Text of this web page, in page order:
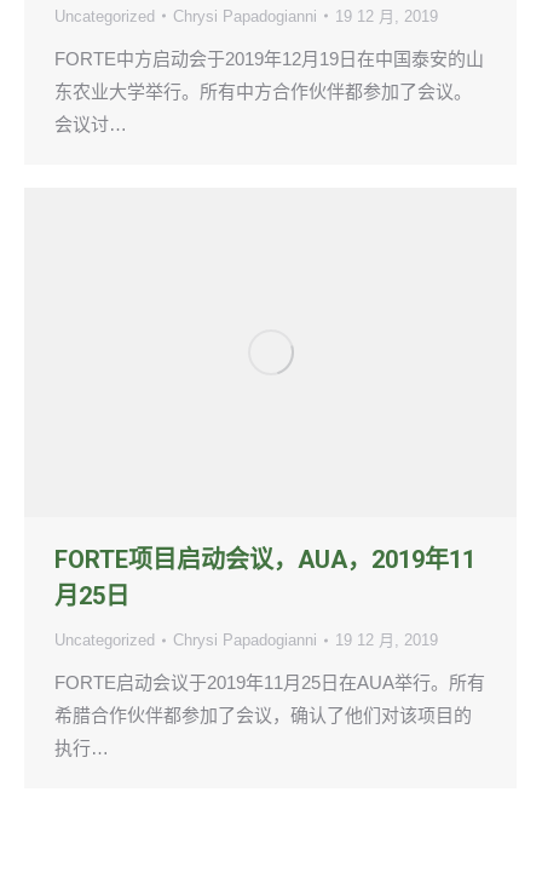
Uncategorized Chrysi Papadogianni 19 12 月, 2019
FORTE中方启动会于2019年12月19日在中国泰安的山
东农业大学举行。所有中方合作伙伴都参加了会议。
会议讨…
FORTE项目启动会议，AUA，2019年11
月25日
Uncategorized Chrysi Papadogianni 19 12 月, 2019
FORTE启动会议于2019年11月25日在AUA举行。所有
希腊合作伙伴都参加了会议，确认了他们对该项目的
执行…